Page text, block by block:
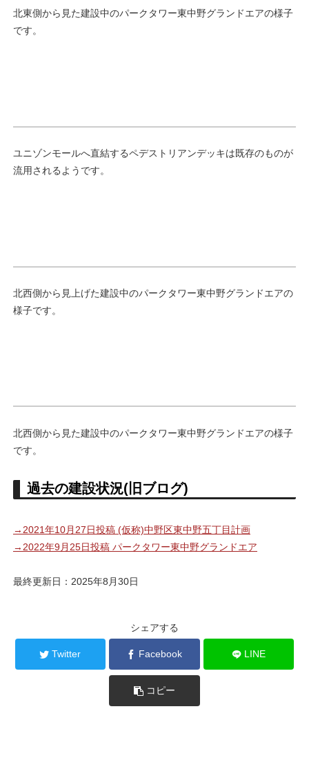
北東側から見た建設中のパークタワー東中野グランドエアの様子
です。
ユニゾンモールへ直結するペデストリアンデッキは既存のものが
流用されるようです。
北西側から見上げた建設中のパークタワー東中野グランドエアの
様子です。
北西側から見た建設中のパークタワー東中野グランドエアの様子
です。
過去の建設状況(旧ブログ)
→2021年10月27日投稿 (仮称)中野区東中野五丁目計画
→2022年9月25日投稿 パークタワー東中野グランドエア
最終更新日：2025年8月30日
シェアする
Twitter Facebook LINE
コピー